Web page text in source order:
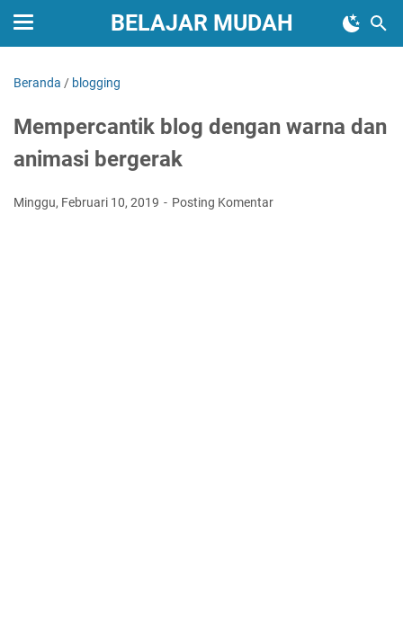
BELAJAR MUDAH
Beranda / blogging
Mempercantik blog dengan warna dan
animasi bergerak
Minggu, Februari 10, 2019 Posting Komentar